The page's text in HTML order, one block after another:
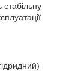
стабільну